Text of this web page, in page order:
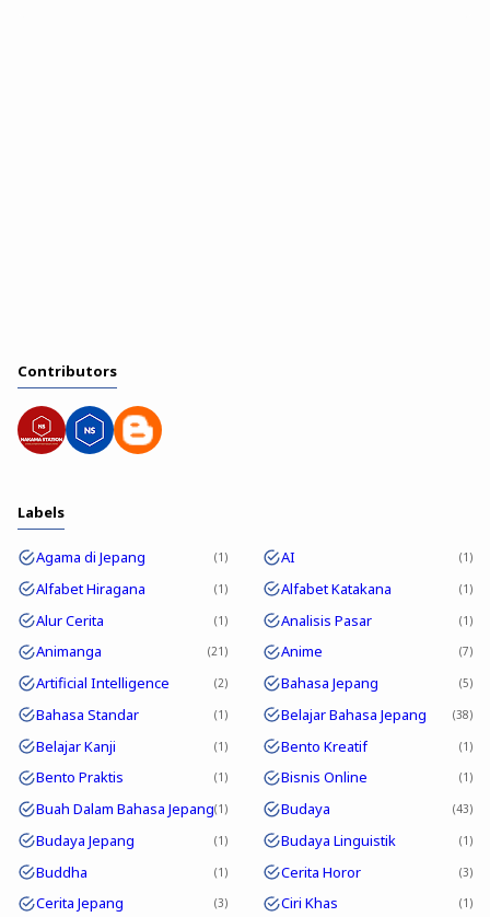
Contributors
Labels
Agama di Jepang 1 AI 1
Alfabet Hiragana 1 Alfabet Katakana 1
Alur Cerita 1 Analisis Pasar 1
Animanga 21 Anime 7
Artificial Intelligence 2 Bahasa Jepang 5
Bahasa Standar 1 Belajar Bahasa Jepang 38
Belajar Kanji 1 Bento Kreatif 1
Bento Praktis 1 Bisnis Online 1
Buah Dalam Bahasa Jepang 1 Budaya 43
Budaya Jepang 1 Budaya Linguistik 1
Buddha 1 Cerita Horor 3
Cerita Jepang 3 Ciri Khas 1